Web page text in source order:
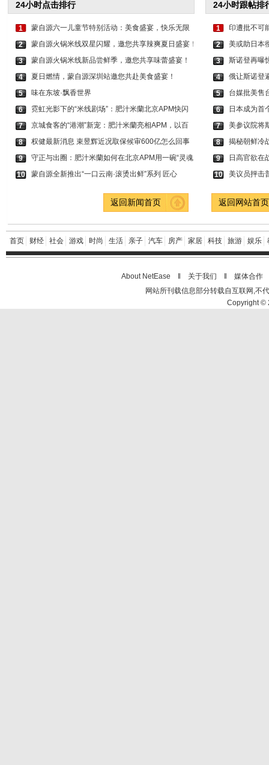
24小时点击排行
1
蒙自源六一儿童节特别活动：美食盛宴，快乐无限
2
蒙自源火锅米线双星闪耀，邀您共享辣爽夏日盛宴！
3
蒙自源火锅米线新品尝鲜季，邀您共享味蕾盛宴！
4
夏日燃情，蒙自源深圳站邀您共赴美食盛宴！
5
味在东坡·飘香世界
6
霓虹光影下的“米线剧场”：肥汁米蘭北京APM快闪
7
京城食客的“港潮”新宠：肥汁米蘭亮相APM，以百
8
权健最新消息 束昱辉近况取保候审600亿怎么回事
9
守正与出圈：肥汁米蘭如何在北京APM用一碗“灵魂
10
蒙自源全新推出“一口云南·滚烫出鲜”系列 匠心
24小时跟帖排
1
印遭批不可
2
美或助日本
3
斯诺登再曝
4
俄让斯诺登
5
台媒批美售
6
日本成为首
7
美参议院将
8
揭秘朝鲜冷
9
日高官欲在
10
美议员抨击
返回新闻首页 返回网站首页
首页 财经 社会 游戏 时尚 生活 亲子 汽车 房产 家居 科技 旅游 娱乐
About NetEase ‖ 关于我们 ‖媒体合作
网站所刊载信息部分转载自互联网,不
Copyright ©